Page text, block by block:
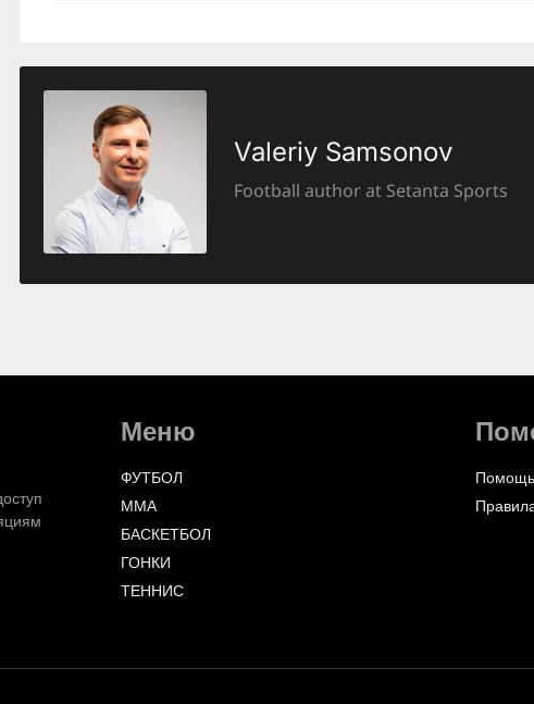
Valeriy Samsonov
Football author at Setanta Sports
Меню
ФУТБОЛ
ММА
БАСКЕТБОЛ
ГОНКИ
ТЕННИС
Помощь